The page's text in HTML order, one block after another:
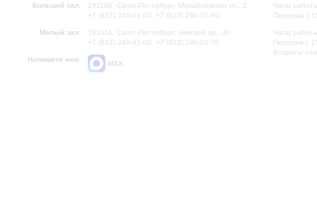
Большой зал:
191186, Санкт-Петербург, Михайловская ул., 2
+7 (812) 240-01-00, +7 (812) 240-01-80
Малый зал:
191011, Санкт-Петербург, Невский пр., 30
+7 (812) 240-01-00, +7 (812) 240-01-70
Напишите нам:
MAX
Часы
Перерыв с
Часы
Перерыв с
Вопросы